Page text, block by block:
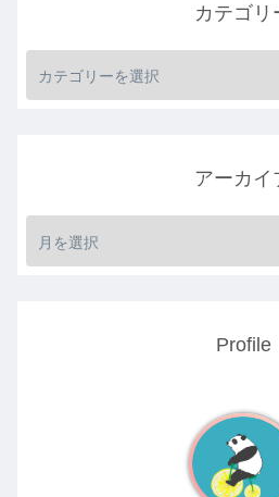
カテゴリ
アーカイ
Profile